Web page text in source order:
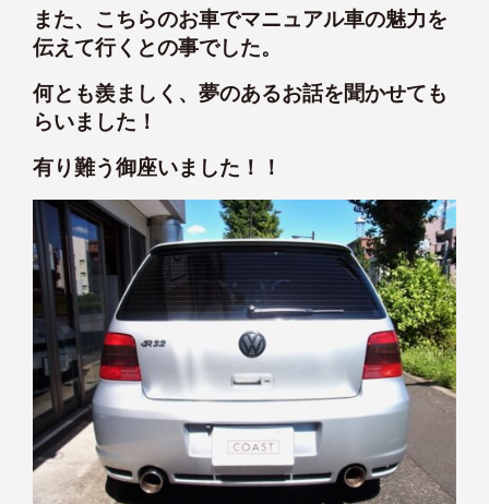
また、こちらのお車でマニュアル車の魅力を
伝えて行くとの事でした。
何とも羨ましく、夢のあるお話を聞かせても
らいました！
有り難う御座いました！！